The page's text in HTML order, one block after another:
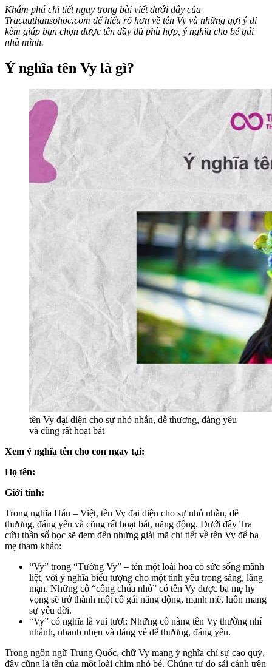
Khám phá chi tiết ngay trong bài viết dưới đây của
Tracuuthansohoc.com để hiểu rõ hơn về tên Vy và những gợi ý đi
kèm giúp bạn chọn được tên đầy đủ phù hợp, ý nghĩa cho bé gái
nhà mình.
Ý nghĩa tên Vy là gì?
tên Vy đại diện cho sự nhỏ nhắn, dễ thương, đáng yêu
và cũng rất hoạt bát
Xem ý nghĩa tên cho con ngay tại:
Họ tên:
Giới tính:
Trong nghĩa Hán – Việt, tên Vy đại diện cho sự nhỏ nhắn, dễ
thương, đáng yêu và cũng rất hoạt bát, năng động. Dưới đây Tra
cứu thần số học sẽ đem đến những giải mã chi tiết về tên Vy để ba
mẹ tham khảo:
“Vy” trong “Tường Vy” – tên một loài hoa có sức sống mãnh
liệt, với ý nghĩa biểu tượng cho một tình yêu trong sáng, lãng
mạn. Những cô “công chúa nhỏ” có tên Vy được ba mẹ hy
vọng sẽ trở thành một cô gái năng động, mạnh mẽ, luôn mang
sự yêu đời.
“Vy” có nghĩa là vui tươi: Những cô nàng tên Vy thường nhí
nhảnh, nhanh nhẹn và dáng vẻ dễ thương, đáng yêu.
Trong ngôn ngữ Trung Quốc, chữ Vy mang ý nghĩa chỉ sự cao quý,
đây cũng là tên của một loài chim nhỏ bé. Chúng tự do sải cánh trên